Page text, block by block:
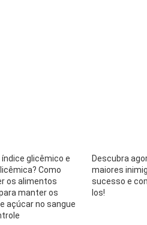
índice glicêmico e
Como
os alimentos
manter os
açúcar no sangue
Descubra
maiores
sucesso e
los!